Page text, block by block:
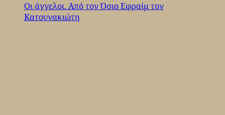
Οι άγγελοι. Από τον Όσιο Εφραίμ τον
Κατουνακιώτη